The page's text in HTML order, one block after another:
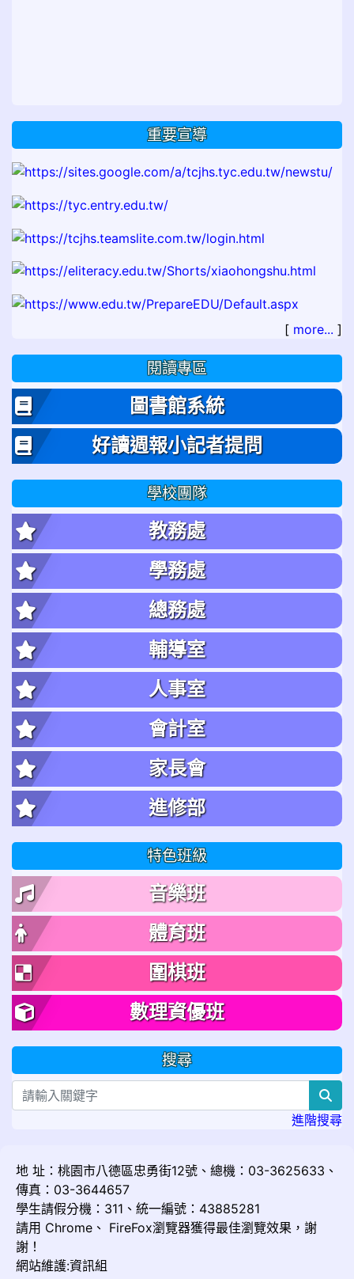
重要宣導
[ more... ]
閱讀專區
圖書館系統
好讀週報小記者提問
學校團隊
教務處
學務處
總務處
輔導室
人事室
會計室
家長會
進修部
特色班級
音樂班
體育班
圍棋班
數理資優班
搜尋
進階搜尋
地 址：桃園市八德區忠勇街12號、總機：03-3625633、
傳真：03-3644657
學生請假分機：311、統一編號：43885281
請用 Chrome 、 FireFox瀏覽器獲得最佳瀏覽效果，謝
謝！
網站維護:資訊組